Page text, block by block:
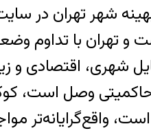
شهر تهران در
تا ۱۰ سال آینده با
شهری، اقتصادی
وصل است،
واقع‌گرایانه‌تر